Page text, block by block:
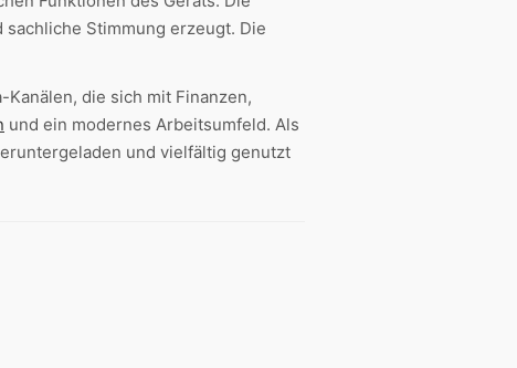
Stimmung erzeugt. Die
die sich mit Finanzen,
und ein modernes Arbeitsumfeld. Als
und vielfältig genutzt